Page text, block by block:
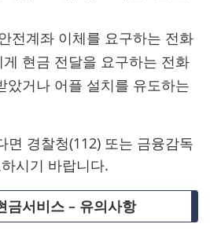
전계좌 이체를 요구하는 전화
현금 전달을 요구하는 전화
았거나 어플 설치를 유도하는
경찰청(112) 또는 금융감독
시기 바랍니다.
금서비스 – 유의사항